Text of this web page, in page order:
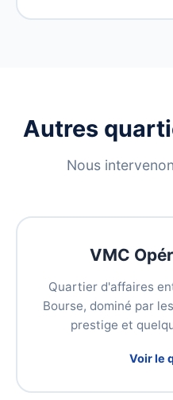
Autres
Nous
VMC
Quartier d'affaires
Bourse, dominé par
prestige et
Voir le